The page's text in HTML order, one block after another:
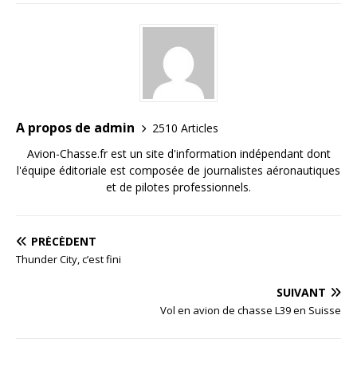
A propos de admin
2510 Articles
Avion-Chasse.fr est un site d'information indépendant dont
l'équipe éditoriale est composée de journalistes aéronautiques
et de pilotes professionnels.
PRÉCÉDENT
Thunder City, c’est fini
SUIVANT
Vol en avion de chasse L39 en Suisse